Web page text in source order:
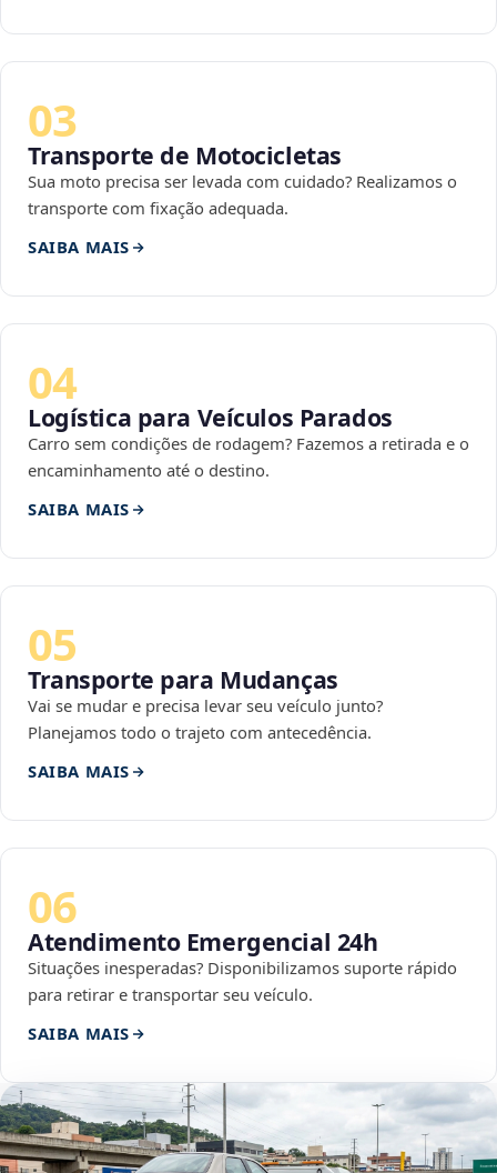
03
Transporte de Motocicletas
Sua moto precisa ser levada com cuidado? Realizamos o
transporte com fixação adequada.
SAIBA MAIS
04
Logística para Veículos Parados
Carro sem condições de rodagem? Fazemos a retirada e o
encaminhamento até o destino.
SAIBA MAIS
05
Transporte para Mudanças
Vai se mudar e precisa levar seu veículo junto?
Planejamos todo o trajeto com antecedência.
SAIBA MAIS
06
Atendimento Emergencial 24h
Situações inesperadas? Disponibilizamos suporte rápido
para retirar e transportar seu veículo.
SAIBA MAIS